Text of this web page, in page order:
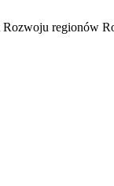
Rozwoju regionów